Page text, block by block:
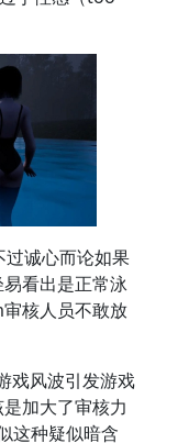
过诚心而论如果
看出是正常泳
核人员不敢放
戏风波引发游戏
加大了审核力
这种疑似暗含